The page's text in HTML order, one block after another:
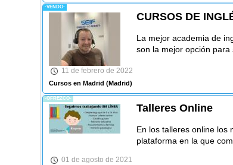
-VENDO-
CURSOS DE
La mejor academia de
son la mejor opción
11 de febrero de 2022
Cursos en Madrid (Madrid)
-OFREZCO-
Talleres Online
En los talleres online los
plataforma en la que
01 de agosto de 2021